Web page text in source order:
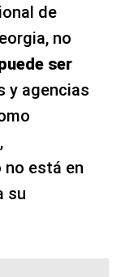
de
no
ser
y agencias
está en
su